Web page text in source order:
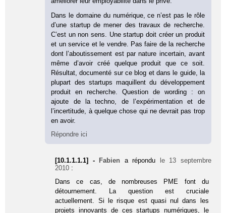
Dans le domaine du numérique, ce n’est pas le rôle
d’une startup de mener des travaux de recherche.
C’est un non sens. Une startup doit créer un produit
et un service et le vendre. Pas faire de la recherche
dont l’aboutissement est par nature incertain, avant
même d’avoir créé quelque produit que ce soit.
Résultat, documenté sur ce blog et dans le guide, la
plupart des startups maquillent du développement
produit en recherche. Question de wording : on
ajoute de la techno, de l’expérimentation et de
l’incertitude, à quelque chose qui ne devrait pas trop
en avoir.
Répondre ici
[10.1.1.1.1] - Fabien a répondu
le 13 septembre
2010 :
Dans ce cas, de nombreuses PME font du
détournement. La question est cruciale
actuellement. Si le risque est quasi nul dans les
projets innovants de ces startups numériques, le